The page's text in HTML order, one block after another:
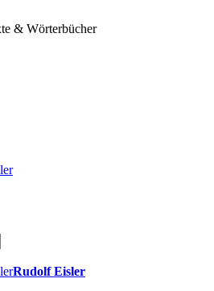
& Wörterbücher
Rudolf Eisler